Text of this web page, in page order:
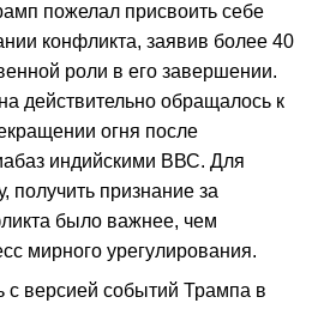
пожелал присвоить себе
конфликта, заявив более 40
роли в его завершении.
действительно обращалось к
огня после
индийскими ВВС. Для
получить признание за
было важнее, чем
мирного урегулирования.
с версией событий Трампа в